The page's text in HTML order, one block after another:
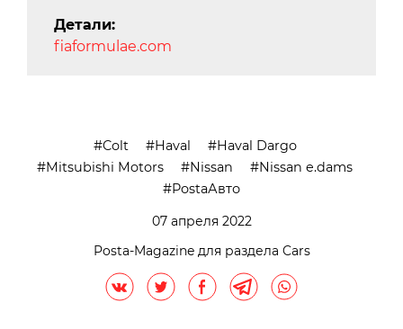
Детали:
fiaformulae.com
Colt Haval
Haval Dargo
Mitsubishi Motors
Nissan
Nissan e.dams
PostaАвто
07 апреля 2022
Posta-Magazine для раздела Cars